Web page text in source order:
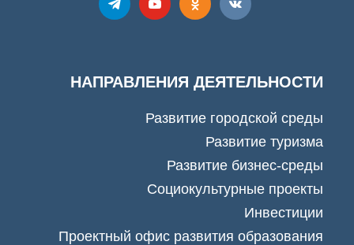
НАПРАВЛЕНИЯ ДЕЯТЕЛЬНОСТИ
Развитие городской среды
Развитие туризма
Развитие бизнес-среды
Социокультурные проекты
Инвестиции
Проектный офис развития образования